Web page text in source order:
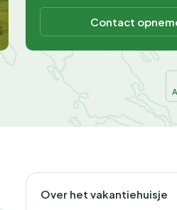
Contact
Over het vakantiehuisje